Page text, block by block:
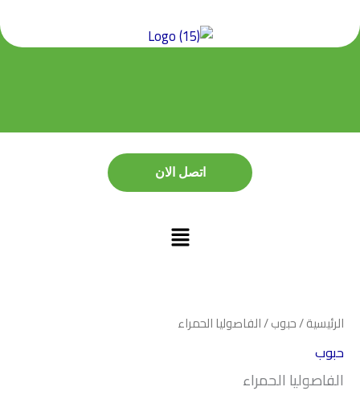
اتصل الان
اتصل الان
الرئيسية/حبوب/ الفاصوليا الحمراء
حبوب
الفاصوليا الحمراء